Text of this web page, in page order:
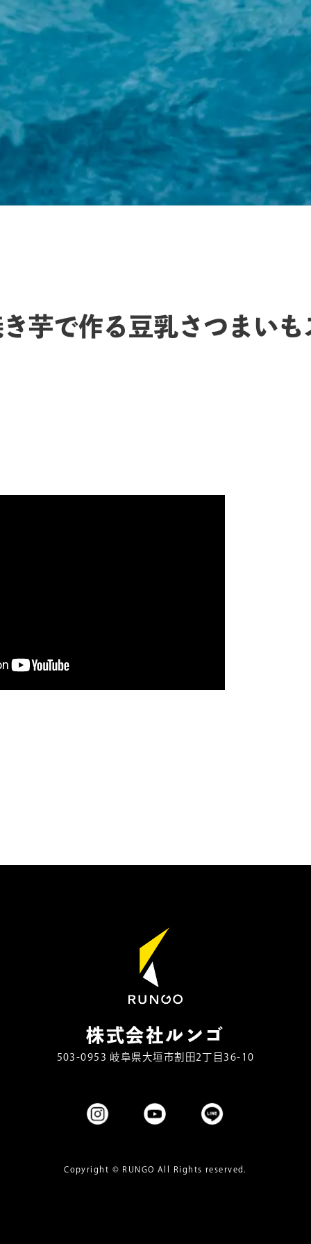
ホーム
株式会社ルンゴ
事業内容
お知らせ
芋で作る豆乳さつまいも
株式会社ルンゴ
503-0953 岐阜県大垣市割田2丁目36-10
Copyright © RUNGO All Rights reserved.